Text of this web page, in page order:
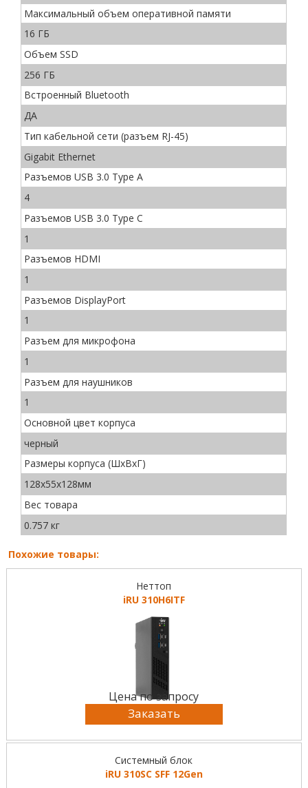
Максимальный объем оперативной памяти
16 ГБ
Объем SSD
256 ГБ
Встроенный Bluetooth
ДА
Тип кабельной сети (разъем RJ-45)
Gigabit Ethernet
Разъемов USB 3.0 Type A
4
Разъемов USB 3.0 Type C
1
Разъемов HDMI
1
Разъемов DisplayPort
1
Разъем для микрофона
1
Разъем для наушников
1
Основной цвет корпуса
черный
Размеры корпуса (ШхВхГ)
128x55x128мм
Вес товара
0.757 кг
Похожие товары:
Неттоп
iRU 310H6ITF
Цена по запросу
Заказать
Системный блок
iRU 310SC SFF 12Gen